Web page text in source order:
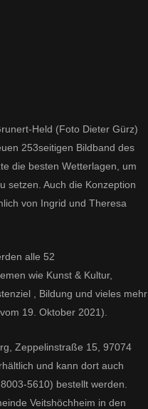
Held (Foto Dieter Gürz)
253seitigen Bildband des
die besten Wetterlagen, um
setzen. Auch die Konzeption
von Ingrid und Theresa
alle 52
wie Kunst & Kultur,
, Bildung und vieles mehr
19. Oktober 2021).
Zeppelinstraße 15, 97074
und kann dort auch
5610) bestellt werden.
Veitshöchheim in den